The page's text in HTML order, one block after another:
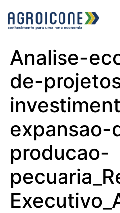
Analise-
de-
expansao-
producao-